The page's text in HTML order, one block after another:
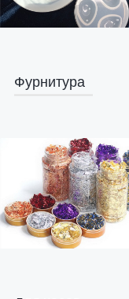
Фурнитура